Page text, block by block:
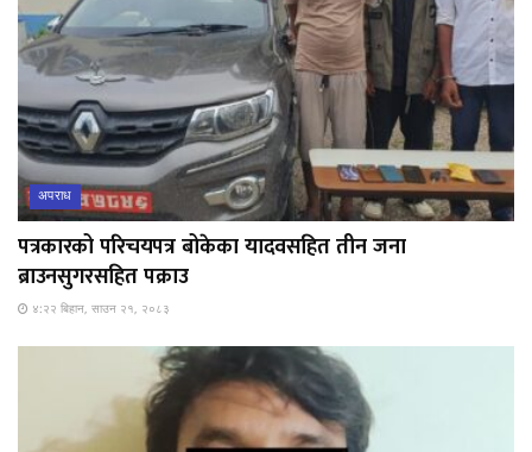
अपराध
पत्रकारको परिचयपत्र बोकेका यादवसहित तीन जना
ब्राउनसुगरसहित पक्राउ
४:२२ बिहान, साउन २१, २०८३